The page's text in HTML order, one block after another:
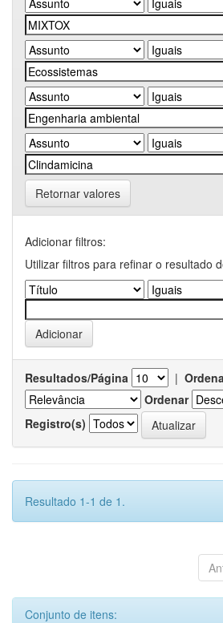
Retornar valores
Adicionar filtros:
Utilizar filtros para refinar o resultado
Resultados/Página |
Ordenar
Registro(s)
Resultado 1-1 de 1.
Conjunto de itens: